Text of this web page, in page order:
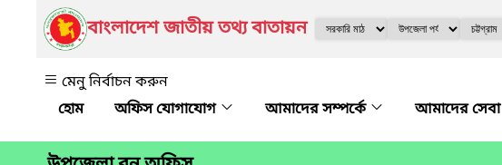
বাংলাদেশ জাতীয় তথ্য বাতায়ন
মেনু নির্বাচন করুন
অফিস যোগাযোগ
আমাদের সম্পর্কে আমাদের সেবা